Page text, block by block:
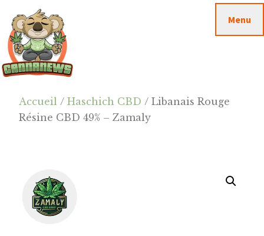
contenu
principal
barre
latérale
principale
footer
Cannanews.fr
Menu
Accueil /Haschich CBD / Libanais Rouge
Résine CBD 49% – Zamaly